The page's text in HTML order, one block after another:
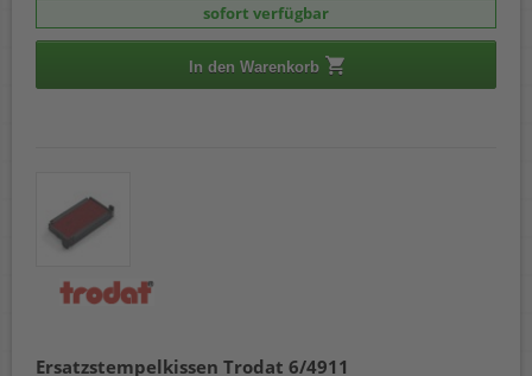
sofort verfügbar
In den Warenkorb
Ersatzstempelkissen Trodat 6/4911